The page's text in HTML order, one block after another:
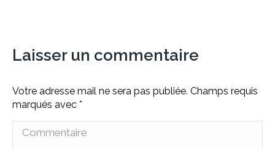
Laisser un commentaire
Votre adresse mail ne sera pas publiée. Champs requis
marqués avec *
Commentaire